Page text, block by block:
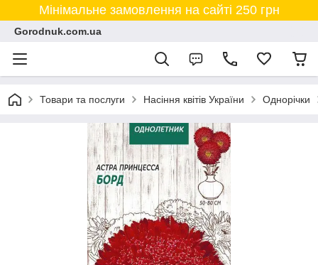
Мінімальне замовлення на сайті 250 грн
Gorodnuk.com.ua
Товари та послуги Насіння квітів України Однорічки